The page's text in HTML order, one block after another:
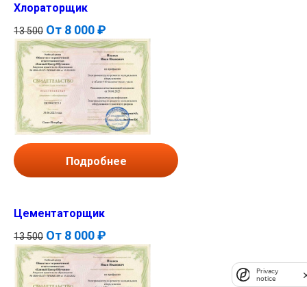
Хлораторщик
13 500 От 8 000 ₽
Подробнее
Цементаторщик
13 500 От 8 000 ₽
Privacy
notice